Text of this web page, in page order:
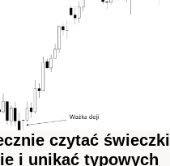
czytać świeczki
i unikać typowych